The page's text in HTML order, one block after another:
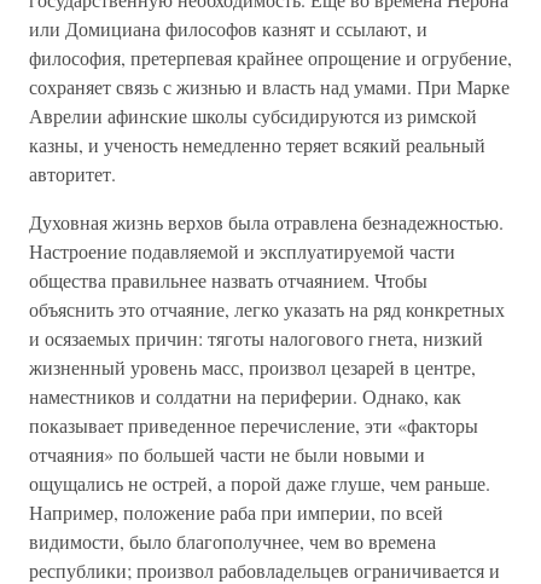
или Домициана философов казнят и ссылают, и
философия, претерпевая крайнее опрощение и огрубение,
сохраняет связь с жизнью и власть над умами. При Марке
Аврелии афинские школы субсидируются из римской
казны, и ученость немедленно теряет всякий реальный
авторитет.
Духовная жизнь верхов была отравлена безнадежностью.
Настроение подавляемой и эксплуатируемой части
общества правильнее назвать отчаянием. Чтобы
объяснить это отчаяние, легко указать на ряд конкретных
и осязаемых причин: тяготы налогового гнета, низкий
жизненный уровень масс, произвол цезарей в центре,
наместников и солдатни на периферии. Однако, как
показывает приведенное перечисление, эти «факторы
отчаяния» по большей части не были новыми и
ощущались не острей, а порой даже глуше, чем раньше.
Например, положение раба при империи, по всей
видимости, было благополучнее, чем во времена
республики; произвол рабовладельцев ограничивается и